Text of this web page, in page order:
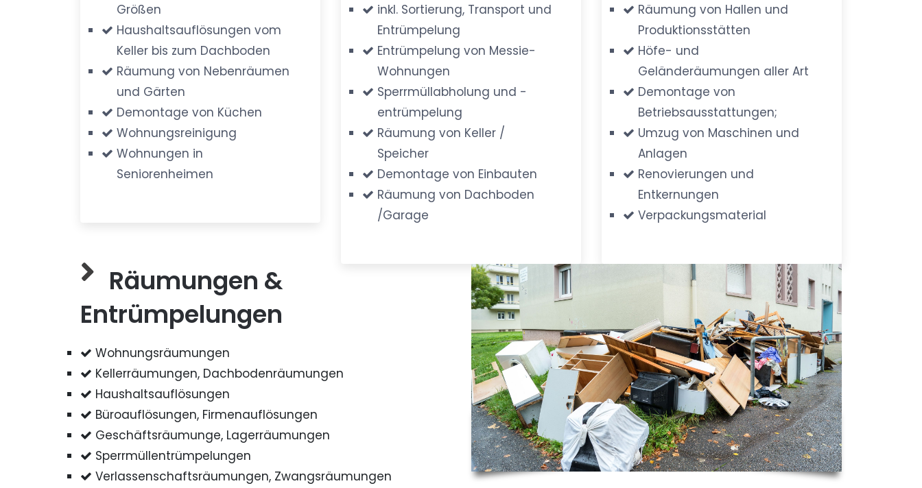
Größen
Haushaltsauflösungen vom
Keller bis zum Dachboden
Räumung von Nebenräumen
und Gärten
Demontage von Küchen
Wohnungsreinigung
Wohnungen in
Seniorenheimen
inkl. Sortierung, Transport und
Entrümpelung
Entrümpelung von Messie-
Wohnungen
Sperrmüllabholung und -
entrümpelung
Räumung von Keller /
Speicher
Demontage von Einbauten
Räumung von Dachboden
/Garage
Räumung von Hallen und
Produktionsstätten
Höfe- und
Geländeräumungen aller Art
Demontage von
Betriebsausstattungen;
Umzug von Maschinen und
Anlagen
Renovierungen und
Entkernungen
Verpackungsmaterial
Räumungen &
Entrümpelungen
Wohnungsräumungen
Kellerräumungen, Dachbodenräumungen
Haushaltsauflösungen
Büroauflösungen, Firmenauflösungen
Geschäftsräumunge, Lagerräumungen
Sperrmüllentrümpelungen
Verlassenschaftsräumungen, Zwangsräumungen